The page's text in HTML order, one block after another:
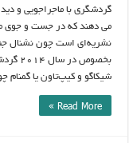
گردشگری با ماجراجویی و
می دهند که در جست و جوی
نشریه‌ای است چون نشنال
شیکاگو و کیپ‌تاون یا گمنام
Read More »